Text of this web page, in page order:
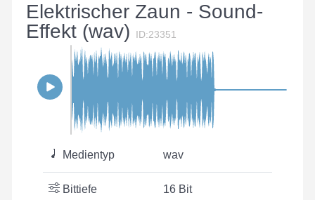
Elektrischer Zaun - Sound-
Effekt (wav)
ID:23351
Medientyp wav
Bittiefe 16 Bit